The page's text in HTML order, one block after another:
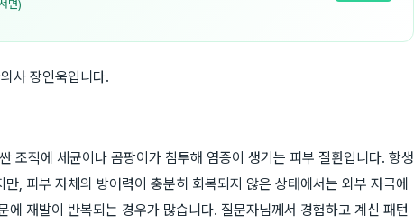
면)
사 장인욱입니다.
조직에 세균이나 곰팡이가 침투해 염증이 생기는 피부 질환입니다. 항생
, 피부 자체의 방어력이 충분히 회복되지 않은 상태에서는 외부 자극에
에 재발이 반복되는 경우가 많습니다. 질문자님께서 경험하고 계신 패턴